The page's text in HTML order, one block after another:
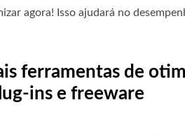
agora! Isso ajudará no
ferramentas de
ins e freeware